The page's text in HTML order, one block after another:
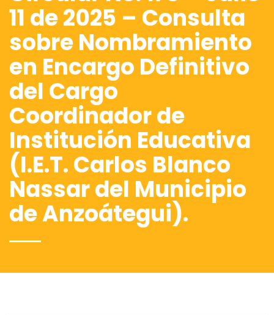
11 de 2025 – Consulta
sobre Nombramiento
en Encargo Definitivo
del Cargo
Coordinador de
Institución Educativa
(I.E.T. Carlos Blanco
Nassar del Municipio
de Anzoátegui).